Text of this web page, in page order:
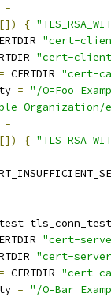
=
{
"cert-
"cert-client-
= CERTDIR "cert-
= "/O=Foo
Organization/
=
{
"cert-
"cert-
= CERTDIR "cert-
= "/O=Bar